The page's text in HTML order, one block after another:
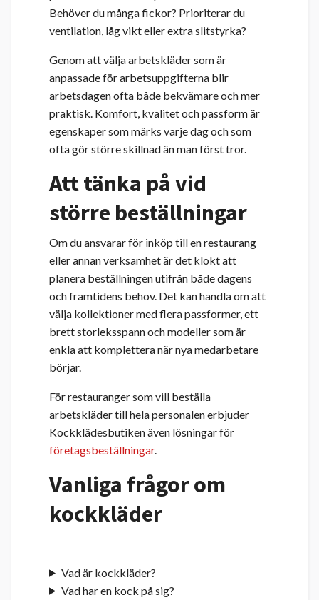
Behöver du många fickor? Prioriterar du
ventilation, låg vikt eller extra slitstyrka?
Genom att välja arbetskläder som är
anpassade för arbetsuppgifterna blir
arbetsdagen ofta både bekvämare och mer
praktisk. Komfort, kvalitet och passform är
egenskaper som märks varje dag och som
ofta gör större skillnad än man först tror.
Att tänka på vid
större beställningar
Om du ansvarar för inköp till en restaurang
eller annan verksamhet är det klokt att
planera beställningen utifrån både dagens
och framtidens behov. Det kan handla om att
välja kollektioner med flera passformer, ett
brett storleksspann och modeller som är
enkla att komplettera när nya medarbetare
börjar.
För restauranger som vill beställa
arbetskläder till hela personalen erbjuder
Kockklädesbutiken även lösningar för
företagsbeställningar.
Vanliga frågor om
kockkläder
Vad är kockkläder?
Vad har en kock på sig?